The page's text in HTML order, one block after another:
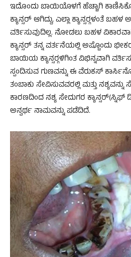
ಇದೊಂದು ಬಾಯಿಯೊಳಗೆ ಹೆಚ್ಚಾಗಿ
ಕ್ಯಾನ್ಸರ್ ಆಗಿದ್ದು, ಎಲ್ಲಾ ಕ್ಯಾನ್ಸರ್‍ಗಳಂತೆ
ವರ್ತಿಸುವುದಿಲ್ಲ. ನೋಡಲು ಬಹಳ
ಕ್ಯಾನ್ಸರ್ ತನ್ನ ವರ್ತನೆಯಲ್ಲಿ ಅಷ್ಟೊಂದು
ಬಾಯಿಯ ಕ್ಯಾನ್ಸರ್‍ಗಳಿಗಿಂತ ವಿಭಿನ್ನವಾಗಿ
ಸ್ಪಂದಿಸುವ ಗುಣವನ್ನು ಈ ವೆರುಕಸ್
ತಂಬಾಕು ಸೇವಿಸುವವರಲ್ಲಿ ಮತ್ತು
ಕಾರಣದಿಂದ ನಶ್ಯ ಸೇದುಗರ ಕ್ಯಾನ್ಸರ್(ಸ್ನಿಫ್
ಅನ್ವರ್ಥ ನಾಮವನ್ನು ಪಡೆದಿದೆ.